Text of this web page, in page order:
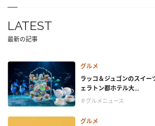
LATEST
最新の記事
グルメ
ラッコ＆ジュゴンのスイ
ェラトン都ホテル大...
＃グルメニュース
グルメ